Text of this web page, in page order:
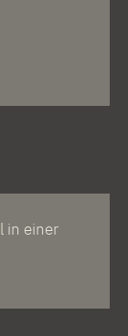
in einer